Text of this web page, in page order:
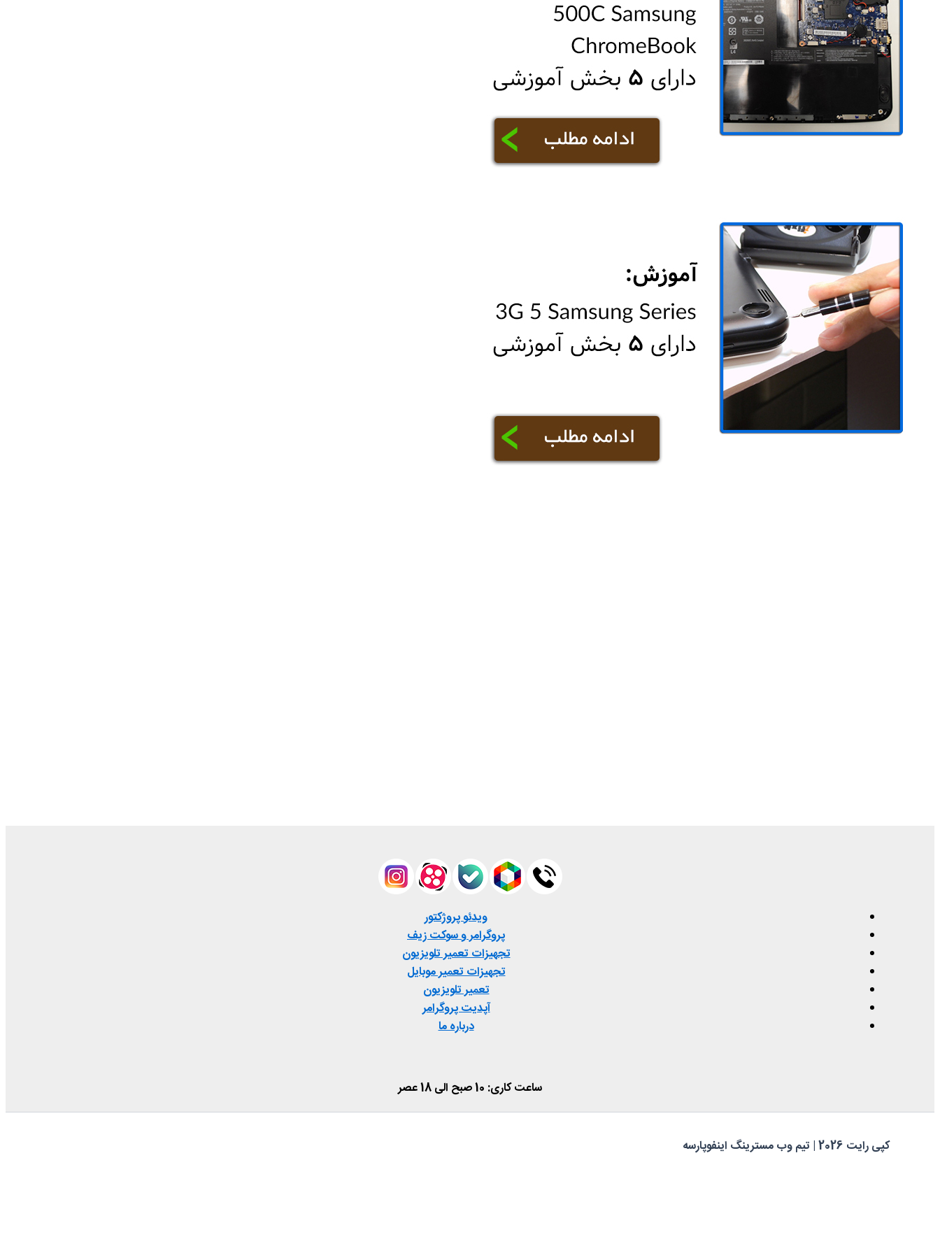
ویدئو پروژکتور
پروگرامر و سوکت زیف
تجهیزات تعمیر تلویزیون
تجهیزات تعمیر موبایل
تعمیر تلویزیون
آپدیت پروگرامر
درباره ما
ساعت کاری: 10 صبح الی 18 عصر
کپی رایت 2026 | تیم وب مسترینگ اینفوپارسه